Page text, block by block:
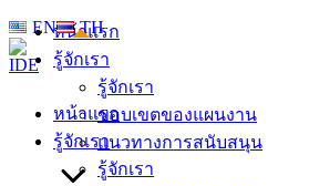
Skip
to
content
EN TH
หน้าแรก
รู้จักเรา
รู้จักเรา
หน้าแรก
รู้จักเรา
รู้จักเรา
ขอบเขตของแผนงาน
แนวทางการสนับสนุน